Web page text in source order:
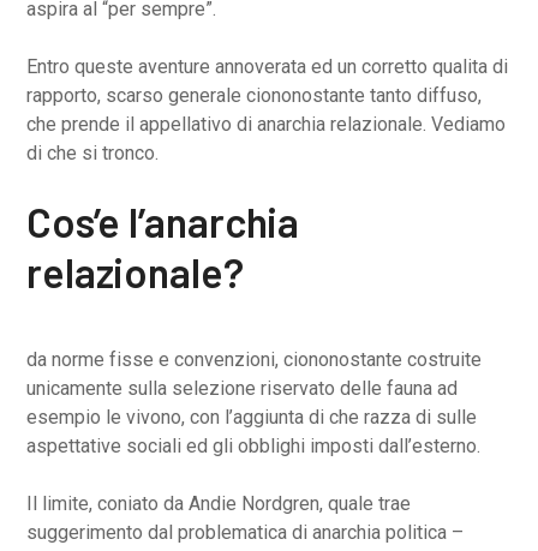
aspira al “per sempre”.
Entro queste aventure annoverata ed un corretto qualita di
rapporto, scarso generale ciononostante tanto diffuso,
che prende il appellativo di anarchia relazionale. Vediamo
di che si tronco.
Cos’e l’anarchia
relazionale?
da norme fisse e convenzioni, ciononostante costruite
unicamente sulla selezione riservato delle fauna ad
esempio le vivono, con l’aggiunta di che razza di sulle
aspettative sociali ed gli obblighi imposti dall’esterno.
Il limite, coniato da Andie Nordgren, quale trae
suggerimento dal problematica di anarchia politica –